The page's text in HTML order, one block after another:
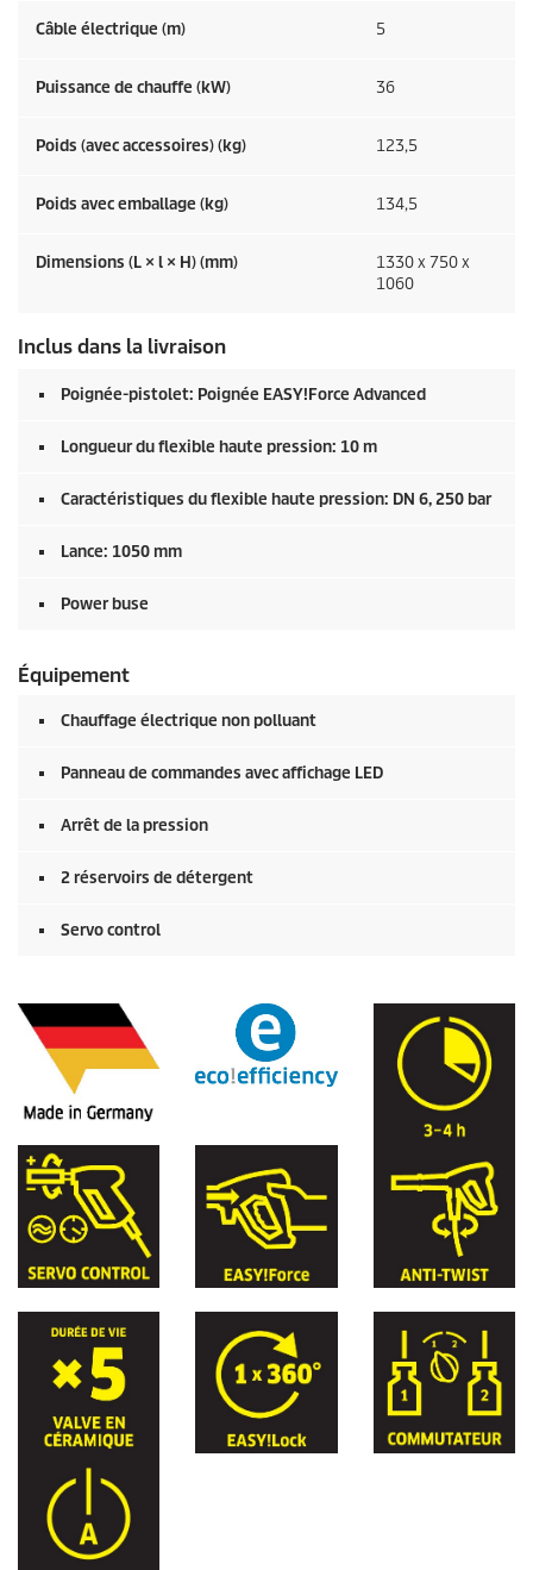
Câble électrique (m) 5
Puissance de chauffe (kW) 36
Poids (avec accessoires) (kg) 123,5
Poids avec emballage (kg) 134,5
Dimensions (L × l × H) (mm)
1330 x 750 x
1060
Inclus dans la livraison
Poignée-pistolet: Poignée EASY!Force Advanced
Longueur du flexible haute pression: 10 m
Caractéristiques du flexible haute pression: DN 6, 250 bar
Lance: 1050 mm
Power buse
Équipement
Chauffage électrique non polluant
Panneau de commandes avec affichage LED
Arrêt de la pression
2 réservoirs de détergent
Servo control